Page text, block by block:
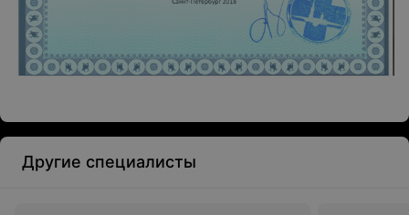
Другие специалисты